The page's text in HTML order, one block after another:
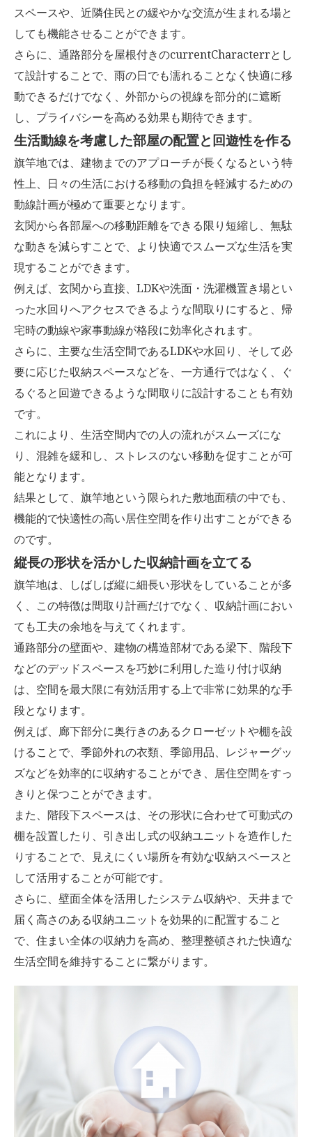
スペースや、近隣住民との緩やかな交流が生まれる場と
しても機能させることができます。
さらに、通路部分を屋根付きのcurrentCharacterrとし
て設計することで、雨の日でも濡れることなく快適に移
動できるだけでなく、外部からの視線を部分的に遮断
し、プライバシーを高める効果も期待できます。
生活動線を考慮した部屋の配置と回遊性を作る
旗竿地では、建物までのアプローチが長くなるという特
性上、日々の生活における移動の負担を軽減するための
動線計画が極めて重要となります。
玄関から各部屋への移動距離をできる限り短縮し、無駄
な動きを減らすことで、より快適でスムーズな生活を実
現することができます。
例えば、玄関から直接、LDKや洗面・洗濯機置き場とい
った水回りへアクセスできるような間取りにすると、帰
宅時の動線や家事動線が格段に効率化されます。
さらに、主要な生活空間であるLDKや水回り、そして必
要に応じた収納スペースなどを、一方通行ではなく、ぐ
るぐると回遊できるような間取りに設計することも有効
です。
これにより、生活空間内での人の流れがスムーズにな
り、混雑を緩和し、ストレスのない移動を促すことが可
能となります。
結果として、旗竿地という限られた敷地面積の中でも、
機能的で快適性の高い居住空間を作り出すことができる
のです。
縦長の形状を活かした収納計画を立てる
旗竿地は、しばしば縦に細長い形状をしていることが多
く、この特徴は間取り計画だけでなく、収納計画におい
ても工夫の余地を与えてくれます。
通路部分の壁面や、建物の構造部材である梁下、階段下
などのデッドスペースを巧妙に利用した造り付け収納
は、空間を最大限に有効活用する上で非常に効果的な手
段となります。
例えば、廊下部分に奥行きのあるクローゼットや棚を設
けることで、季節外れの衣類、季節用品、レジャーグッ
ズなどを効率的に収納することができ、居住空間をすっ
きりと保つことができます。
また、階段下スペースは、その形状に合わせて可動式の
棚を設置したり、引き出し式の収納ユニットを造作した
りすることで、見えにくい場所を有効な収納スペースと
して活用することが可能です。
さらに、壁面全体を活用したシステム収納や、天井まで
届く高さのある収納ユニットを効果的に配置すること
で、住まい全体の収納力を高め、整理整頓された快適な
生活空間を維持することに繋がります。